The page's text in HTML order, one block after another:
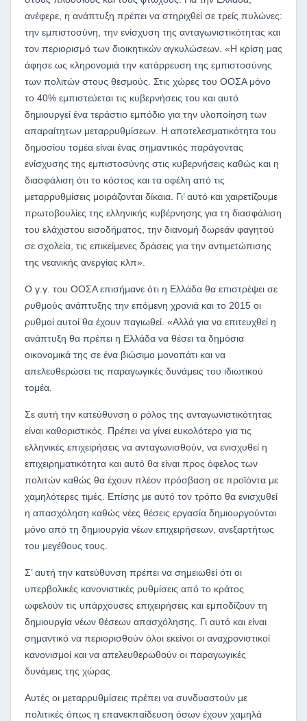
ανέφερε, η ανάπτυξη πρέπει να στηριχθεί σε τρείς πυλώνες:
την εμπιστοσύνη, την ενίσχυση της ανταγωνιστικότητας και
τον περιορισμό των διοικητικών αγκυλώσεων. «Η κρίση μας
άφησε ως κληρονομιά την κατάρρευση της εμπιστοσύνης
των πολιτών στους θεσμούς. Στις χώρες του ΟΟΣΑ μόνο
το 40% εμπιστεύεται τις κυβερνήσεις του και αυτό
δημιουργεί ένα τεράστιο εμπόδιο για την υλοποίηση των
απαραίτητων μεταρρυθμίσεων. Η αποτελεσματικότητα του
δημοσίου τομέα είναι ένας σημαντικός παράγοντας
ενίσχυσης της εμπιστοσύνης στις κυβερνήσεις καθώς και η
διασφάλιση ότι το κόστος και τα οφέλη από τις
μεταρρυθμίσεις μοιράζονται δίκαια. Γι’ αυτό και χαιρετίζουμε
πρωτοβουλίες της ελληνικής κυβέρνησης για τη διασφάλιση
του ελάχιστου εισοδήματος, την διανομή δωρεάν φαγητού
σε σχολεία, τις επικείμενες δράσεις για την αντιμετώπισης
της νεανικής ανεργίας κλπ».
Ο γ.γ. του ΟΟΣΑ επισήμανε ότι η Ελλάδα θα επιστρέψει σε
ρυθμούς ανάπτυξης την επόμενη χρονιά και το 2015 οι
ρυθμοί αυτοί θα έχουν παγιωθεί. «Αλλά για να επιτευχθεί η
ανάπτυξη θα πρέπει η Ελλάδα να θέσει τα δημόσια
οικονομικά της σε ένα βιώσιμο μονοπάτι και να
απελευθερώσει τις παραγωγικές δυνάμεις του ιδιωτικού
τομέα.
Σε αυτή την κατεύθυνση ο ρόλος της ανταγωνιστικότητας
είναι καθοριστικός. Πρέπει να γίνει ευκολότερο για τις
ελληνικές επιχειρήσεις να ανταγωνισθούν, να ενισχυθεί η
επιχειρηματικότητα και αυτό θα είναι προς όφελος των
πολιτών καθώς θα έχουν πλέον πρόσβαση σε προϊόντα με
χαμηλότερες τιμές. Επίσης με αυτό τον τρόπο θα ενισχυθεί
η απασχόληση καθώς νέες θέσεις εργασία δημιουργούνται
μόνο από τη δημιουργία νέων επιχειρήσεων, ανεξαρτήτως
του μεγέθους τους.
Σ’ αυτή την κατεύθυνση πρέπει να σημειωθεί ότι οι
υπερβολικές κανονιστικές ρυθμίσεις από το κράτος
ωφελούν τις υπάρχουσες επιχειρήσεις και εμποδίζουν τη
δημιουργία νέων θέσεων απασχόλησης. Γι αυτό και είναι
σημαντικό να περιορισθούν όλοι εκείνοι οι αναχρονιστικοί
κανονισμοί και να απελευθερωθούν οι παραγωγικές
δυνάμεις της χώρας.
Αυτές οι μεταρρυθμίσεις πρέπει να συνδυαστούν με
πολιτικές όπως η επανεκπαίδευση όσων έχουν χαμηλά